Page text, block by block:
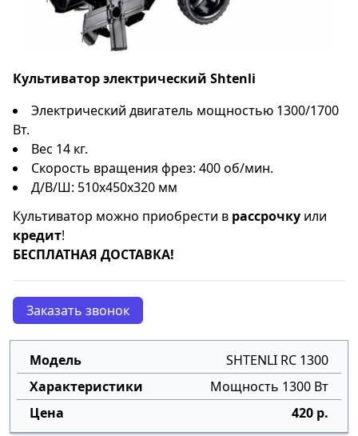
Культиватор электрический Shtenli
Электрический двигатель мощностью 1300/1700
Вт.
Вес 14 кг.
Скорость вращения фрез: 400 об/мин.
Д/В/Ш: 510х450х320 мм
Культиватор можно приобрести в рассрочку или
кредит!
БЕСПЛАТНАЯ ДОСТАВКА!
Заказать звонок
SHTENLI RC 1300
Мощность 1300 Вт
420 р.